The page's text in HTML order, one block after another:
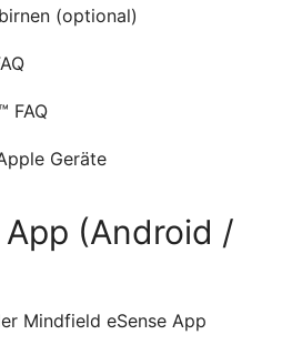
(optional)
FAQ
Geräte
App (Android /
Mindfield eSense App